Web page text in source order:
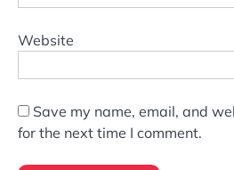
Website
Save my name, email, and
for the next time I comment.